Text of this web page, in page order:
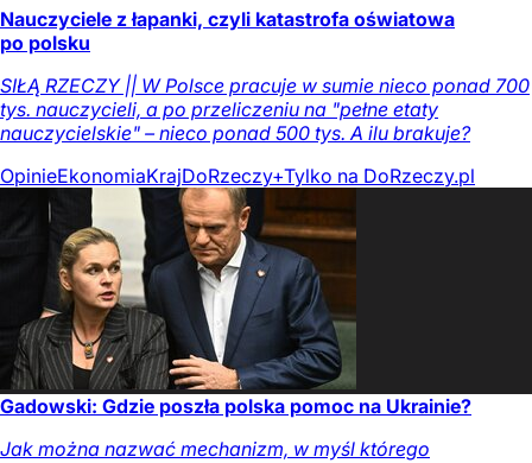
Nauczyciele z łapanki, czyli katastrofa oświatowa
po polsku
SIŁĄ RZECZY || W Polsce pracuje w sumie nieco ponad 700
tys. nauczycieli, a po przeliczeniu na "pełne etaty
nauczycielskie" – nieco ponad 500 tys. A ilu brakuje?
OpinieEkonomiaKrajDoRzeczy+Tylko na DoRzeczy.pl
Gadowski: Gdzie poszła polska pomoc na Ukrainie?
Jak można nazwać mechanizm, w myśl którego